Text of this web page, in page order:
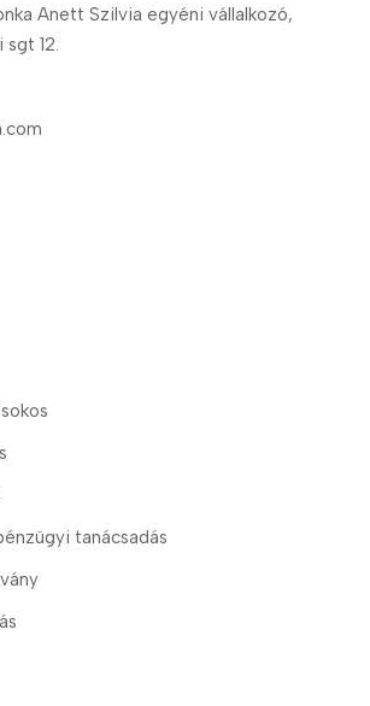
Anett Szilvia egyéni vállalkozó,
12.
tanácsadás